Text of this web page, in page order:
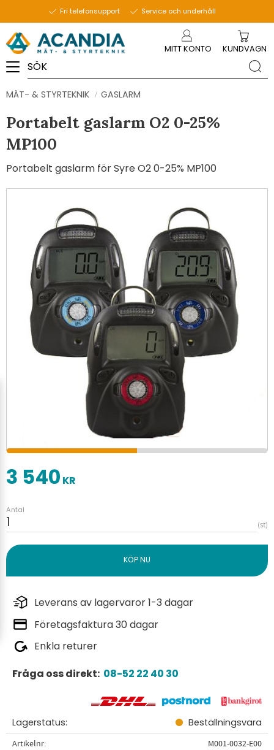
Fri telefonsupport Service och underhåll
MITT KONTO KUNDVAGN
MÄT- & STYRTEKNIK GASLARM
Portabelt gaslarm O2 0-25%
MP100
Portabelt gaslarm för Syre O2 0-25% MP100
3 540 KR
Antal
st
Leverans av lagervaror 1-3 dagar
Företagsfaktura 30 dagar
Enkla returer
Fråga oss direkt: 08-52 22 40 30
Lagerstatus Beställningsvara
Artikelnr
M001-0032-E00